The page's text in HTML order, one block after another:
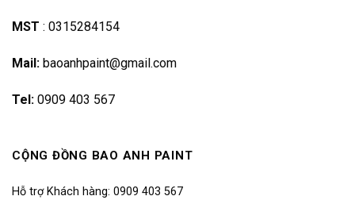
MST : 0315284154
Mail: baoanhpaint@gmail.com
Tel: 0909 403 567
CỘNG ĐỒNG BAO ANH PAINT
Hỗ trợ Khách hàng: 0909 403 567